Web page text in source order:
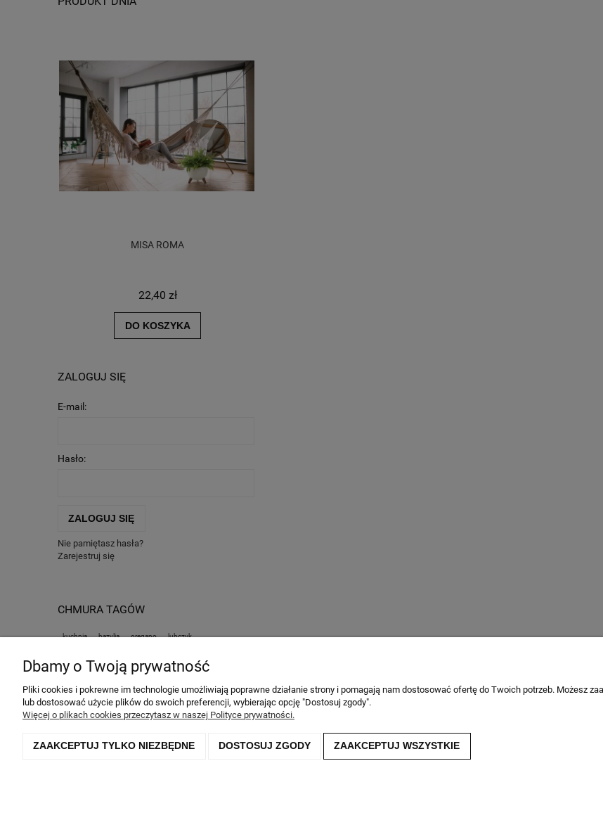
MISA ROMA
22,40 zł
DO KOSZYKA
ZALOGUJ SIĘ
E-mail:
Hasło:
ZALOGUJ SIĘ
Nie pamiętasz hasła?
Zarejestruj się
CHMURA TAGÓW
kuchnia bazylia oregano lubczyk
Pomoc
Twoje zamówienia
Ustawienia konta
Przechowalnia
Czas realizacji zamówienia
Dbamy o Twoją prywatność
Pliki cookies i pokrewne im technologie umożliwiają poprawne działanie strony i pomagają nam dostosować ofertę do Twoich potrzeb. Możesz
lub dostosować użycie plików do swoich preferencji, wybierając opcję "Dostosuj zgody".
Więcej o plikach cookies przeczytasz w naszej Polityce prywatności.
ZAAKCEPTUJ TYLKO NIEZBĘDNE DOSTOSUJ ZGODY ZAAKCEPTUJ WSZYSTKIE